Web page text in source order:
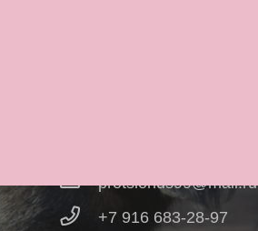
protsionus99@mail.ru
+7 916 683-28-97